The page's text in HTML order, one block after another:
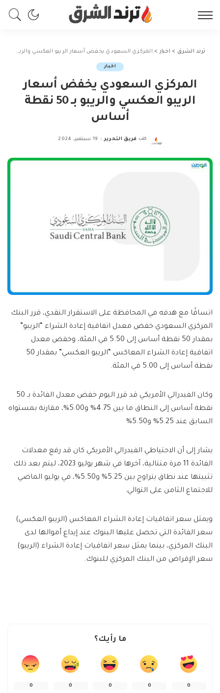
ترند الشرق > اخبار > المركزي السعودي يخفض أسعار الريبو العكسي والريبو بـ 50 نقطة أساس
اخبار
المركزي السعودي يخفض أسعار
الريبو العكسي والريبو بـ 50 نقطة
أساس
Posted
كتب فريق التحرير 19 سبتمبر، 2024
اتساقًا مع هدفه في المحافظة على الاستقرار النقدي، قرر البنك
المركزي السعودي خفض معدل اتفاقية إعادة الشراء “الريبو”
بمقدار 50 نقطة أساس إلى 5.50 في المئة، وخفض معدل
اتفاقية إعادة الشراء المعاكس “الريبو العكسي” بمقدار 50
نقطة أساس إلى 5.00 في المئة.
وكان الفيدرالي الأمريكي قد قرر اليوم خفض معدل الفائدة بـ 50
نقطة أساس إلى النطاق ما بين 4.75% و5.00%، مقارنة بمستواه
السابق عند 5.25% و5.50%
يشار إلى أن الاحتياطي الفيدرالي الأمريكي كان قد رفع معدلات
الفائدة 11 مرة متتالية، آخرها في شهر يوليو 2023، ليتم بعد ذلك
تثبيتها عند نطاق يتراوح بين 5.25% و5.50%، في يوليو الماضي
للاجتماع الثامن على التوالي.
ويمثل سعر اتفاقيات إعادة الشراء المعاكس (الريبو العكسي)
سعر الفائدة التي تحصل عليها البنوك عند إيداع أموالها لدى
البنك المركزي، بينما يمثل سعر اتفاقيات إعادة الشراء (الريبو)
سعر الإقراض من البنك المركزي للبنوك.
ما رأيك؟
0
0
0
0
0